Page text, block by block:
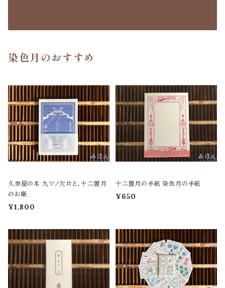
染色月のおすすめ
久奈屋の本 九ツノ欠片と、十二箇月
のお噺
¥1,800
十二箇月の手紙 染色月の手紙
¥650